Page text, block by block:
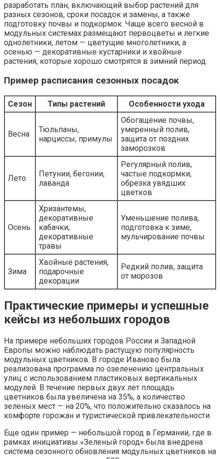
разработать план, включающий выбор растений для
разных сезонов, сроки посадок и замены, а также
подготовку почвы и подкормок. Чаще всего весной в
модульных системах размещают первоцветы и легкие
однолетники, летом — цветущие многолетники, а
осенью — декоративные кустарники и хвойные
растения, которые хорошо смотрятся в зимний период.
Пример расписания сезонных посадок
Сезон Типы растений Особенности ухода
Весна
Тюльпаны,
нарциссы, примулы
Обогащение почвы,
умеренный полив,
защита от поздних
заморозков
Лето
Петунии, бегонии,
лаванда
Регулярный полив,
частые подкормки,
обрезка увядших
цветков
Осень
Хризантемы,
декоративные
кабачки,
декоративные
травы
Уменьшение полива,
подготовка к зиме,
мульчирование почвы
Зима
Хвойные растения,
подарочные
декорации
Редкий полив, защита
от морозов
Практические примеры и успешные
кейсы из небольших городов
На примере небольших городов России и Западной
Европы можно наблюдать растущую популярность
модульных цветников. В городе Иваново была
реализована программа по озеленению центральных
улиц с использованием пластиковых вертикальных
модулей. В течение первых двух лет площадь
цветников была увеличена на 35%, а количество
зеленых мест — на 20%, что положительно сказалось на
комфорте горожан и туристической привлекательности.
Еще один пример — небольшой город в Германии, где в
рамках инициативы «Зеленый город» была внедрена
система сезонного обновления модульных цветников на